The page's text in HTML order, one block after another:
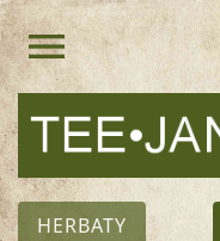
menu
HERBATY